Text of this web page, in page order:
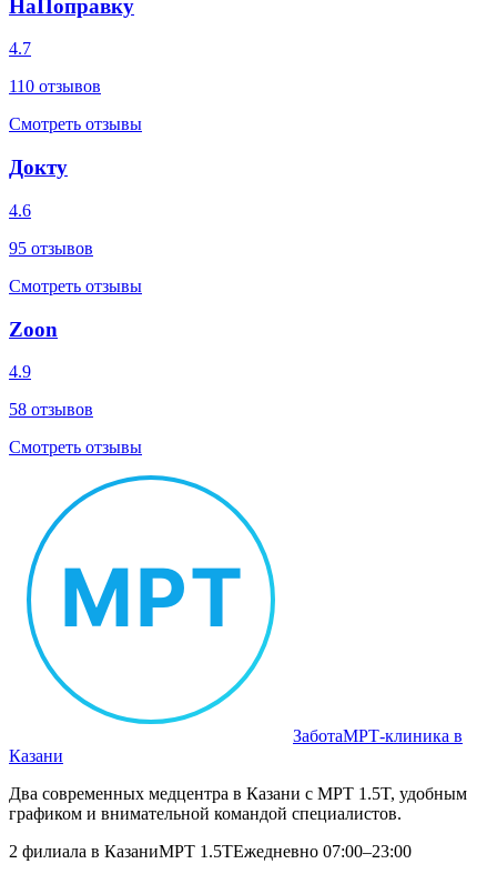
НаПоправку
4.7
110 отзывов
Смотреть отзывы
Докту
4.6
95 отзывов
Смотреть отзывы
Zoon
4.9
58 отзывов
Смотреть отзывы
ЗаботаМРТ‑клиника в
Казани
Два современных медцентра в Казани с МРТ 1.5T, удобным
графиком и внимательной командой специалистов.
2 филиала в КазаниМРТ 1.5TЕжедневно 07:00–23:00